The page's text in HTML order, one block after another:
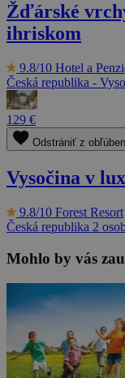
Žďárské
ihriskom
9.8/10 Hotel a
Česká republika -
129 €
Odstrániť z
Vysočina v
9.8/10 Forest Resort
Česká republika 2
Mohlo by vás